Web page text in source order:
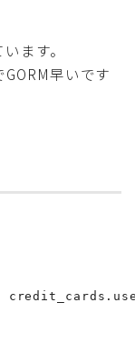
ます。
早いです